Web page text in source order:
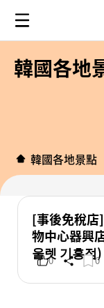
韓國各地
韓國各地景點
[事後免稅
物中心器興
울렛 기흥점)
0 0